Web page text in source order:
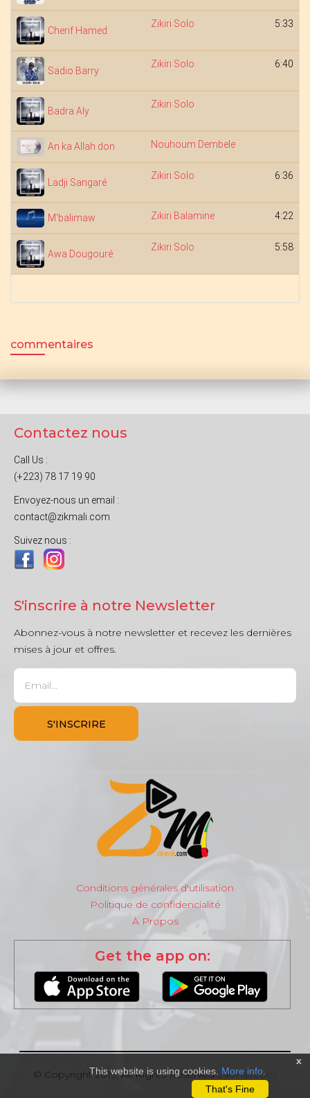
Cherif Hamed
Zikiri Solo 5:33
Sadio Barry
Zikiri Solo 6:40
Badra Aly
Zikiri Solo
An ka Allah don Nouhoum Dembele
Ladji Sangaré
Zikiri Solo 6:36
M'balimaw Zikiri Balamine 4:22
Awa Dougouré
Zikiri Solo 5:58
commentaires
Contactez nous
Call Us :
(+223) 78 17 19 90
Envoyez-nous un email :
contact@zikmali.com
Suivez nous :
S'inscrire à notre Newsletter
Abonnez-vous à notre newsletter et recevez les dernières
mises à jour et offres.
Conditions générales d'utilisation
Politique de confidencialité
À Propos
Get the app on:
© Copyright 2019, All Rights ReservedZikmali.com
x
This website is using cookies. More info
That's Fine